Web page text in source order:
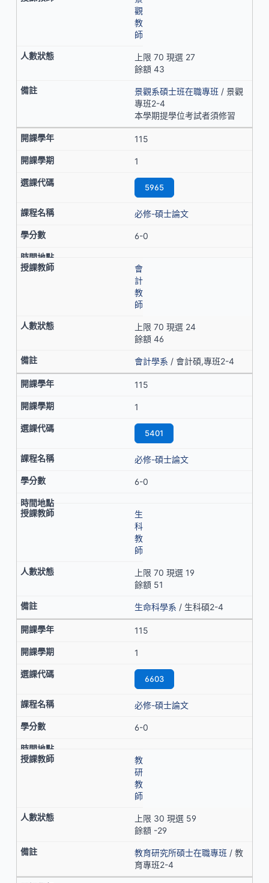
觀
教
師
上限 70 現選 27
餘額 43
景觀系碩士班在職專班 / 景觀
專班2-4
本學期提學位考試者須修習
115
1
5965
必修-碩士論文
6-0
會
計
教
師
上限 70 現選 24
餘額 46
會計學系 / 會計碩,專班2-4
115
1
5401
必修-碩士論文
6-0
生
科
教
師
上限 70 現選 19
餘額 51
生命科學系 / 生科碩2-4
115
1
6603
必修-碩士論文
6-0
教
研
教
師
上限 30 現選 59
餘額 -29
教育研究所碩士在職專班 / 教
育專班2-4